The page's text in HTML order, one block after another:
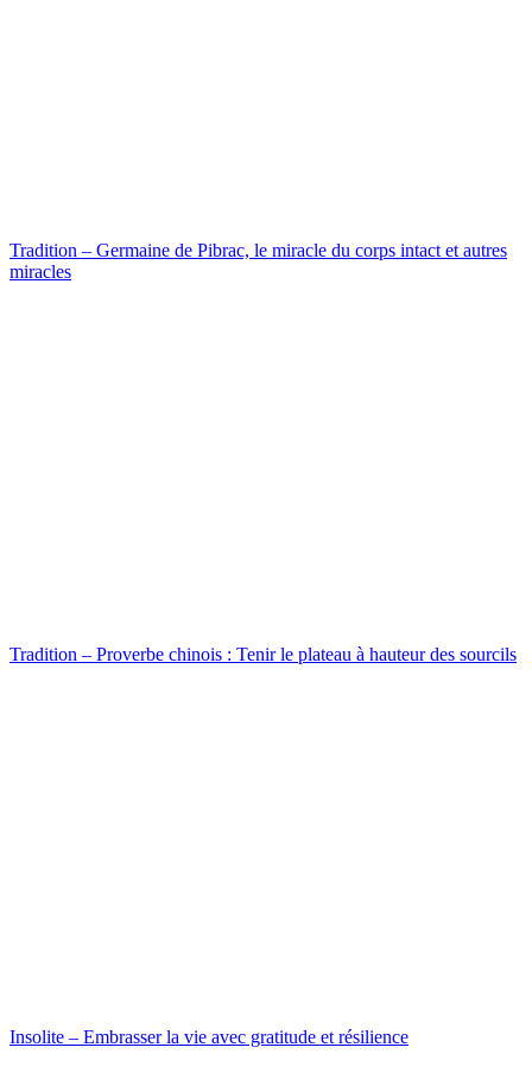
Tradition – Germaine de Pibrac, le miracle du corps intact et autres
miracles
Tradition – Proverbe chinois : Tenir le plateau à hauteur des sourcils
Insolite – Embrasser la vie avec gratitude et résilience